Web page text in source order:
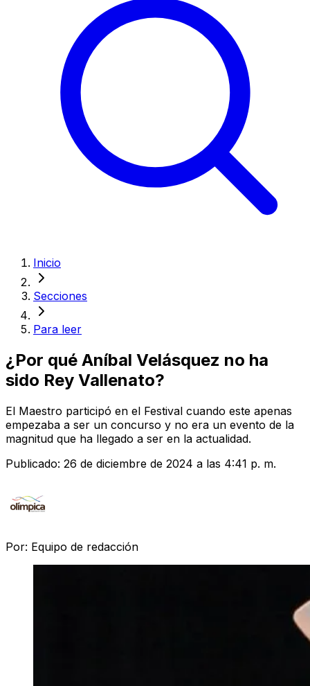
Inicio
Secciones
Para leer
¿Por qué Aníbal Velásquez no ha
sido Rey Vallenato?
El Maestro participó en el Festival cuando este apenas
empezaba a ser un concurso y no era un evento de la
magnitud que ha llegado a ser en la actualidad.
Publicado: 26 de diciembre de 2024 a las 4:41 p. m.
Por: Equipo de redacción